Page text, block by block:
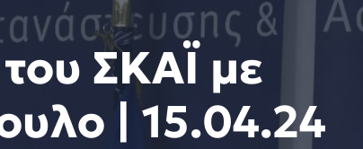
ΣΚΑΪ με
| 15.04.24